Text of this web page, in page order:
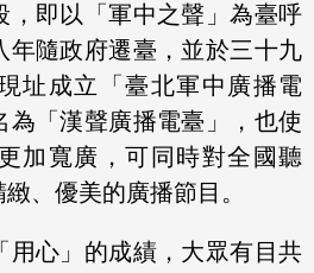
，即以「軍中之聲」為臺呼
年隨政府遷臺，並於三十九
址成立「臺北軍中廣播電
為「漢聲廣播電臺」，也使
加寬廣，可同時對全國聽
、優美的廣播節目。
用心」的成績，大眾有目共